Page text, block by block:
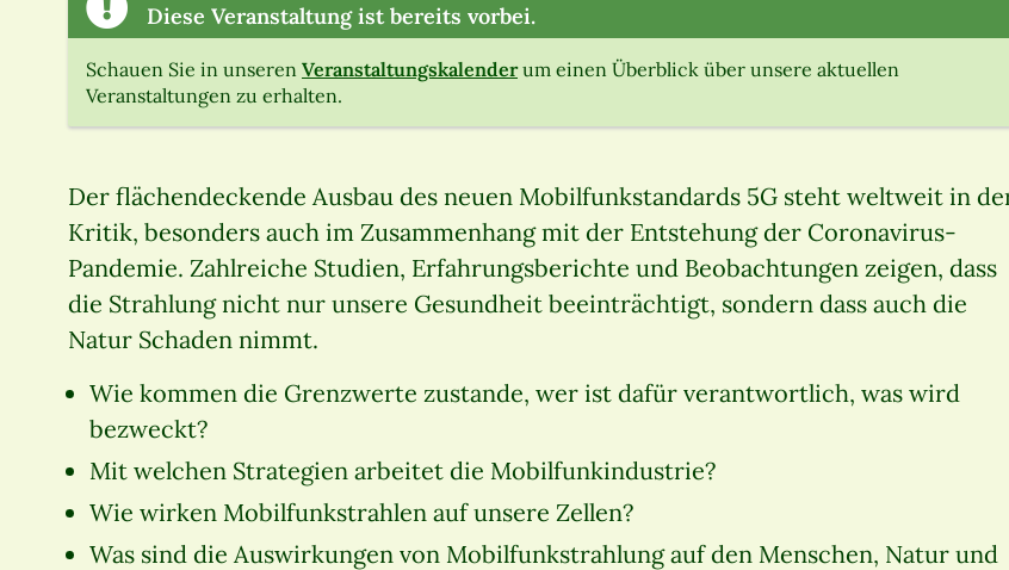
Diese Veranstaltung ist bereits vorbei.
Schauen Sie in unseren Veranstaltungskalenderum einen Überblick über unsere aktuellen
Veranstaltungen zu erhalten.
Der flächendeckende Ausbau des neuen Mobilfunkstandards 5G steht weltweit in
Kritik, besonders auch im Zusammenhang mit der Entstehung der Coronavirus-
Pandemie. Zahlreiche Studien, Erfahrungsberichte und Beobachtungen zeigen, dass
die Strahlung nicht nur unsere Gesundheit beeinträchtigt, sondern dass auch die
Natur Schaden nimmt.
Wie kommen die Grenzwerte zustande, wer ist dafür verantwortlich, was wird
bezweckt?
Mit welchen Strategien arbeitet die Mobilfunkindustrie?
Wie wirken Mobilfunkstrahlen auf unsere Zellen?
Was sind die Auswirkungen von Mobilfunkstrahlung auf den Menschen, Natur und